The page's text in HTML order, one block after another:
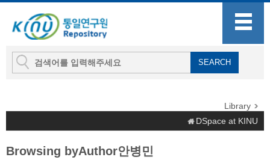
Library
DSpace at KINU
Browsing byAuthor안병민